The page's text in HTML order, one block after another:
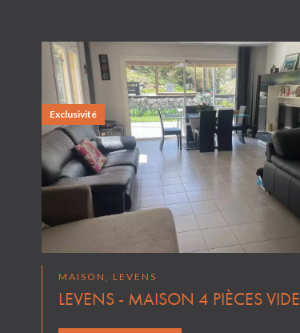
MAISON, LEVENS
LEVENS - MAISON 4 PIÈCES VIDE
Exclusivité